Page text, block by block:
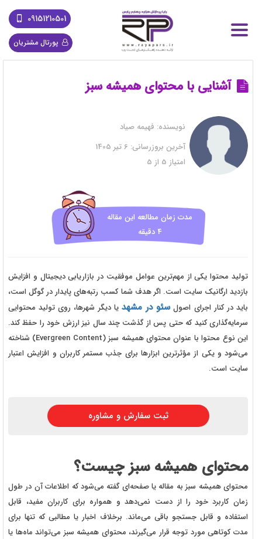
09151210501
پورتال مشتریان
آشنایی با محتوای همیشه سبز
نویسنده: فهیمه صیاد
آخرین بروزرسانی:
امتیاز 5 از 5
مدت زمان مطالعه این مقاله
4 دقیقه
تولید محتوا یکی از مهم‌ترین عوامل موفقیت در بازاریابی دیجیتال و افزایش
بازدید ارگانیک سایت است. اگر هدف شما کسب رتبه‌های پایدار در گوگل است،
باید در کنار اجرای اصولسئو در مشهد یا دیگر شهرها، روی تولید محتوایی
سرمایه‌گذاری کنید که حتی پس از گذشت چند سال نیز ارزش خود را حفظ کند.
این نوع محتوا با عنوان محتوای همیشه سبز (Evergreen Content) شناخته
می‌شود و یکی از مؤثرترین ابزارها برای جذب مستمر کاربران و افزایش اعتبار
سایت است.
ثبت سفارش و مشاوره
محتوای همیشه سبز چیست؟
محتوای همیشه سبز به مقاله یا صفحه‌ای گفته می‌شود که اطلاعات آن در طول
زمان کاربرد خود را از دست نمی‌دهد و همواره برای کاربران مفید، قابل
استفاده و قابل جستجو باقی می‌ماند. برخلاف اخبار یا مطالبی که تنها برای
مدت کوتاهی مورد توجه قرار می‌گیرند، محتوای همیشه سبز می‌تواند ماه‌ها یا